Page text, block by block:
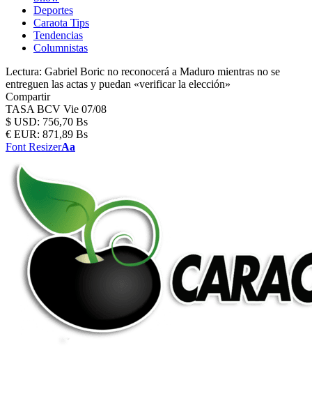
Deportes
Caraota Tips
Tendencias
Columnistas
Lectura: Gabriel Boric no reconocerá a Maduro mientras no se
entreguen las actas y puedan «verificar la elección»
Compartir
TASA BCV Vie 07/08
$ USD: 756,70 Bs
€ EUR: 871,89 Bs
Font ResizerAa